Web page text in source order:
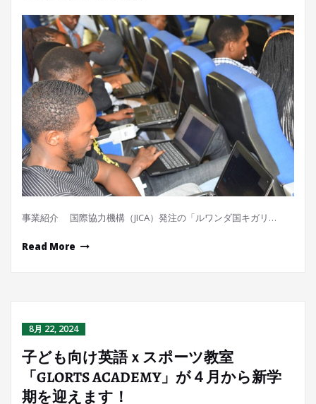
事業紹介 国際協力機構（JICA）発注の「ルワンダ国キガリ…
Read More
8月 22, 2024
子ども向け英語ｘスポーツ教室
「GLORTS ACADEMY」が４月から新学
期を迎えます！